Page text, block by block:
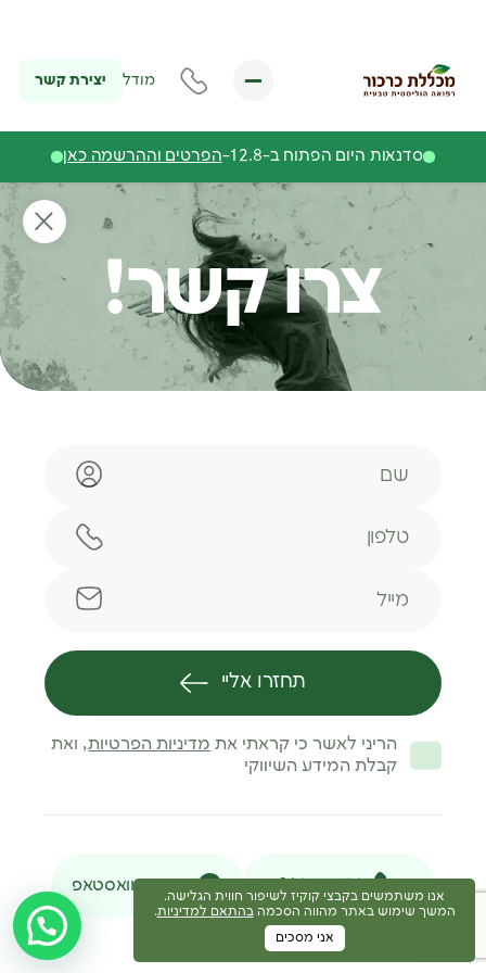
מודל יצירת קשר
סדנאות היום הפתוח ב-12.8- הפרטים וההרשמה כאן
צרו קשר!
תחזרו אליי
הריני לאשר כי קראתי את מדיניות הפרטיות, ואת
קבלת המידע השיווקי
046377716 הודעת וואסטאפ
אנו משתמשים בקבצי קוקיז לשיפור חווית הגלישה.
המשך שימוש באתר מהווה הסכמהבהתאם למדיניות.
אני מסכים